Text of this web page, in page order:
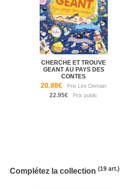
CHERCHE ET TROUVE
GEANT AU PAYS DES
CONTES
20.88€
22.95€
Complétez la collection (19 art.)